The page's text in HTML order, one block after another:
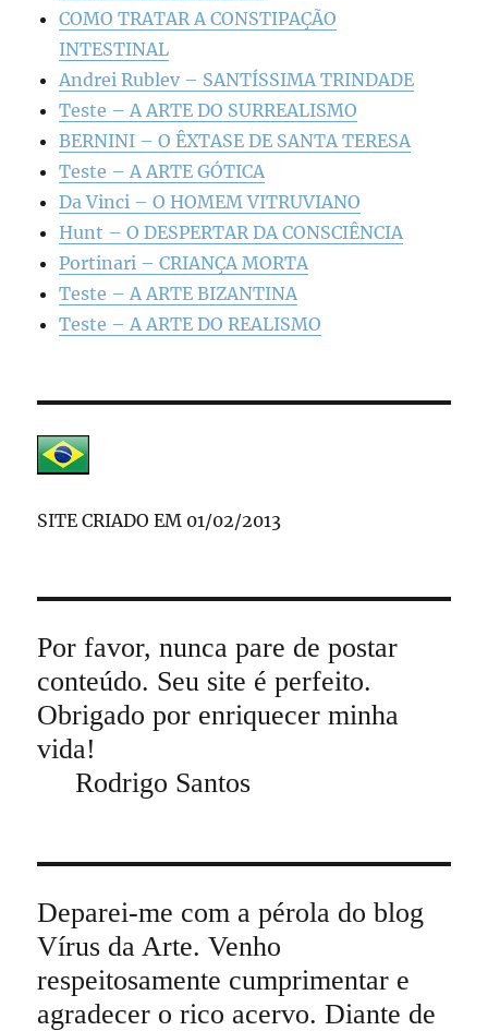
COMO TRATAR A CONSTIPAÇÃO
INTESTINAL
Andrei Rublev – SANTÍSSIMA TRINDADE
Teste – A ARTE DO SURREALISMO
BERNINI – O ÊXTASE DE SANTA TERESA
Teste – A ARTE GÓTICA
Da Vinci – O HOMEM VITRUVIANO
Hunt – O DESPERTAR DA CONSCIÊNCIA
Portinari – CRIANÇA MORTA
Teste – A ARTE BIZANTINA
Teste – A ARTE DO REALISMO
SITE CRIADO EM 01/02/2013
Por favor, nunca pare de postar
conteúdo. Seu site é perfeito.
Obrigado por enriquecer minha
vida!
Rodrigo Santos
Deparei-me com a pérola do blog
Vírus da Arte. Venho
respeitosamente cumprimentar e
agradecer o rico acervo. Diante de